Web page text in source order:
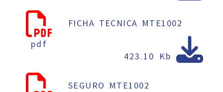
pdf
FICHA TECNICA MTE1002
423.10 Kb
SEGURO MTE1002